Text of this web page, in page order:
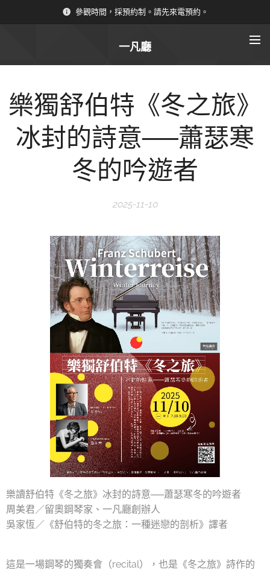
參觀時間，採預約制。請先來電預約。
一凡廳
樂獨舒伯特《冬之旅》
冰封的詩意──蕭瑟寒
冬的吟遊者
2025-11-10
樂讀舒伯特《冬之旅》冰封的詩意──蕭瑟寒冬的吟遊者
周美君／留奧鋼琴家、一凡廳創辦人
吳家恆／《舒伯特的冬之旅：一種迷戀的剖析》譯者
這是一場鋼琴的獨奏會（recital），也是《冬之旅》詩作的